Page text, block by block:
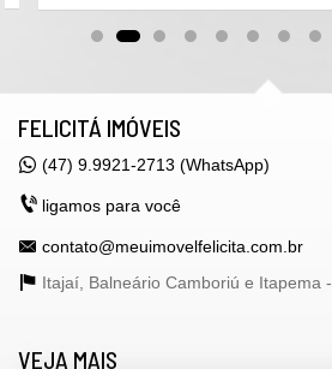
FELICITÁ IMÓVEIS
(47) 9.9921-2713 (WhatsApp)
ligamos para você
contato@meuimovelfelicita.com.br
Itajaí, Balneário Camboriú e Itapema -
VEJA MAIS